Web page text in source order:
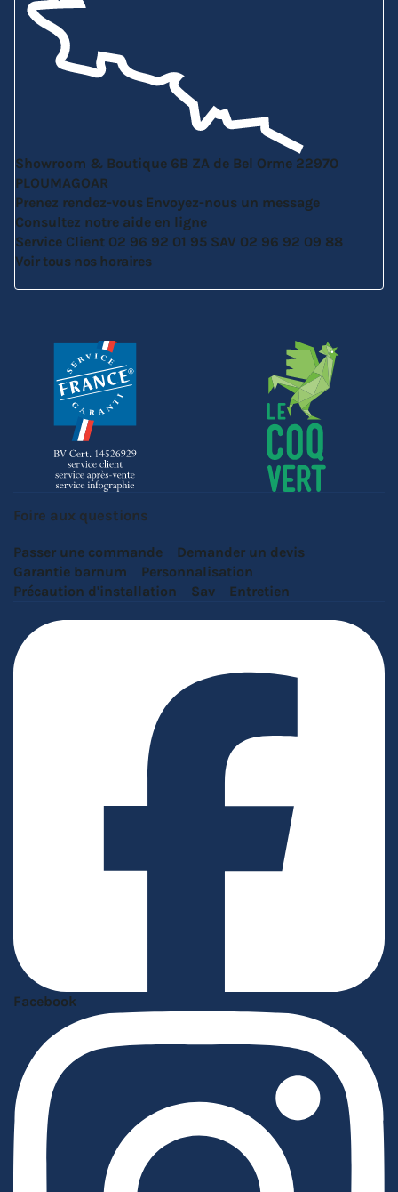
Showroom & Boutique 6B ZA de Bel Orme 22970
PLOUMAGOAR
Prenez rendez-vous Envoyez-nous un message
Consultez notre aide en ligne
Service Client 02 96 92 01 95 SAV 02 96 92 09 88
Voir tous nos horaires
Foire aux questions
Passer une commande
Demander un devis
Garantie barnum
Personnalisation
Précaution d'installation
Sav Entretien
Facebook